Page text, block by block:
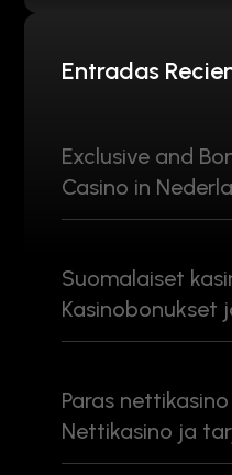
Entradas
Exclusive and
Casino in
Suomalaiset
Kasinobonukset
Paras
Nettikasino ja